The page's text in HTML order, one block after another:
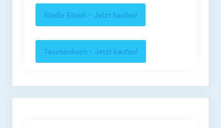
Kindle Ebook - Jetzt kaufen!
Taschenbuch - Jetzt kaufen!